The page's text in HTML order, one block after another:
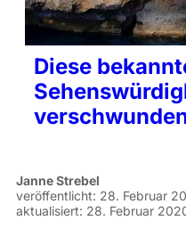
Diese
Janne Strebel
veröffentlicht: 28. Februar
aktualisiert: 28. Februar